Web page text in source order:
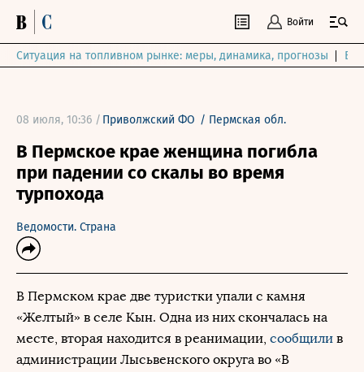
Войти
Ситуация на топливном рынке: меры, динамика, прогнозы
08 июля, 10:36 / Приволжский ФО / Пермская обл.
В Пермское крае женщина погибла
при падении со скалы во время
турпохода
Ведомости. Страна
В Пермском крае две туристки упали с камня
«Желтый» в селе Кын. Одна из них скончалась на
месте, вторая находится в реанимации, сообщили в
администрации Лысьвенского округа во «В